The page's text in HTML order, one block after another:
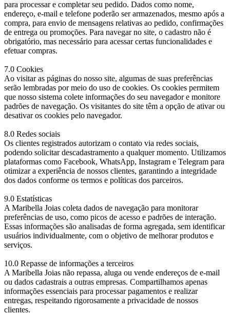
para processar e completar seu pedido. Dados como nome,
endereço, e-mail e telefone poderão ser armazenados, mesmo após a
compra, para envio de mensagens relativas ao pedido, confirmações
de entrega ou promoções. Para navegar no site, o cadastro não é
obrigatório, mas necessário para acessar certas funcionalidades e
efetuar compras.
7.0 Cookies
Ao visitar as páginas do nosso site, algumas de suas preferências
serão lembradas por meio do uso de cookies. Os cookies permitem
que nosso sistema colete informações do seu navegador e monitore
padrões de navegação. Os visitantes do site têm a opção de ativar ou
desativar os cookies pelo navegador.
8.0 Redes sociais
Os clientes registrados autorizam o contato via redes sociais,
podendo solicitar descadastramento a qualquer momento. Utilizamos
plataformas como Facebook, WhatsApp, Instagram e Telegram para
otimizar a experiência de nossos clientes, garantindo a integridade
dos dados conforme os termos e políticas dos parceiros.
9.0 Estatísticas
A Maribella Joias coleta dados de navegação para monitorar
preferências de uso, como picos de acesso e padrões de interação.
Essas informações são analisadas de forma agregada, sem identificar
usuários individualmente, com o objetivo de melhorar produtos e
serviços.
10.0 Repasse de informações a terceiros
A Maribella Joias não repassa, aluga ou vende endereços de e-mail
ou dados cadastrais a outras empresas. Compartilhamos apenas
informações essenciais para processar pagamentos e realizar
entregas, respeitando rigorosamente a privacidade de nossos
clientes.